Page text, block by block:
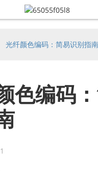
光纤颜色编码：简易识别指南
色编码